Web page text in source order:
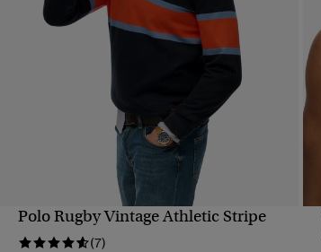
VISTA RÁPIDA
Polo Rugby Vintage Athletic Stripe
(7)